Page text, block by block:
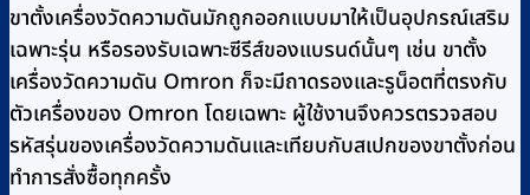
ขาตั้งเครื่องวัดความดันมักถูกออกแบบมาให้เป็นอุปกรณ์เสริม
เฉพาะรุ่น หรือรองรับเฉพาะซีรีส์ของแบรนด์นั้นๆ เช่น ขาตั้ง
เครื่องวัดความดัน Omron ก็จะมีถาดรองและรูน็อตที่ตรงกับ
ตัวเครื่องของ Omron โดยเฉพาะ ผู้ใช้งานจึงควรตรวจสอบ
รหัสรุ่นของเครื่องวัดความดันและเทียบกับสเปกของขาตั้งก่อน
ทำการสั่งซื้อทุกครั้ง